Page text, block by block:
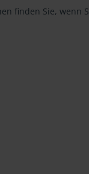
finden Sie, wenn